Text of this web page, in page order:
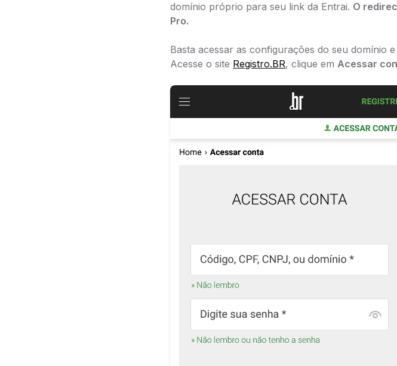
domínio próprio para seu link da Entrai. O
Pro.
Basta acessar as configurações do seu domínio
Acesse o site Registro.BR, clique emAcessar